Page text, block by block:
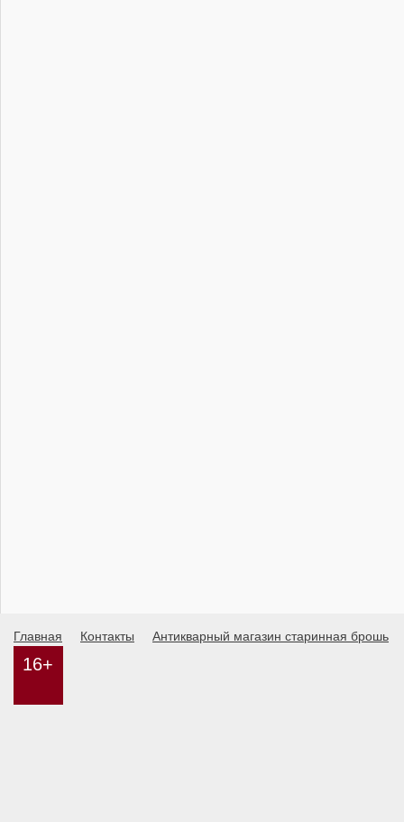
Главная Контакты Антикварный магазин старинная брошь
16+